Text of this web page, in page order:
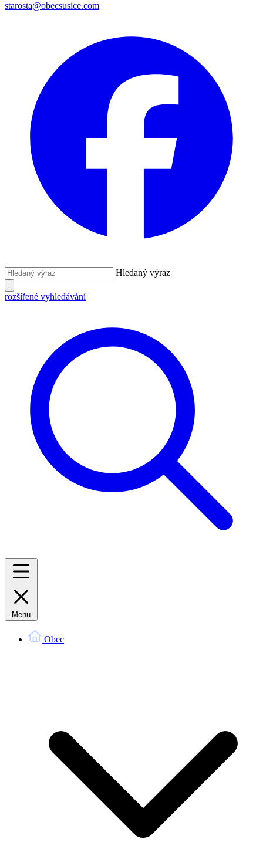
starosta@obecsusice.com
Hledaný výraz
rozšířené vyhledávání
Menu
Obec